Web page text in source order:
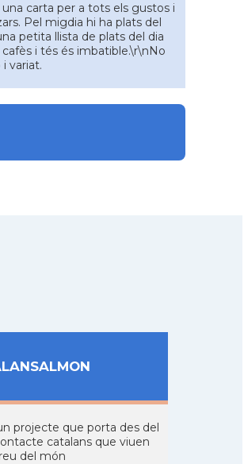
carta per a tots els gustos i
Pel migdia hi ha plats del
petita llista de plats del dia
i tés és imbatible.\r\nNo
variat.
projecte que porta des del
catalans que viuen
del món